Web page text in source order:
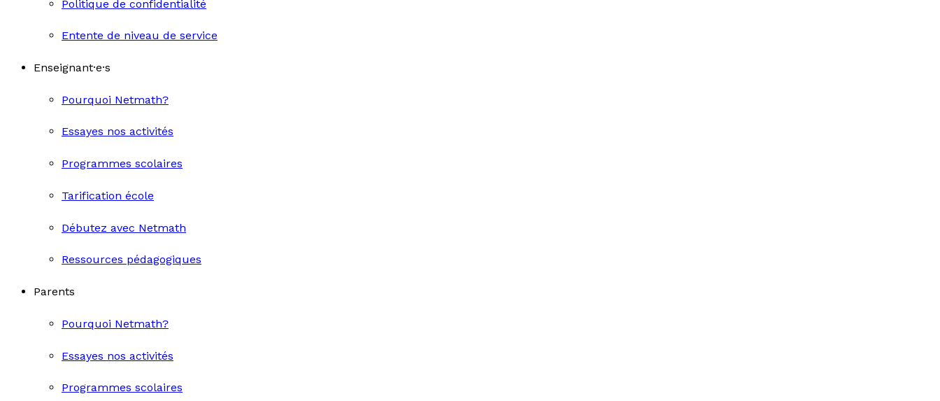
Politique de confidentialité
Entente de niveau de service
Enseignant·e·s
Pourquoi Netmath?
Essayes nos activités
Programmes scolaires
Tarification école
Débutez avec Netmath
Ressources pédagogiques
Parents
Pourquoi Netmath?
Essayes nos activités
Programmes scolaires